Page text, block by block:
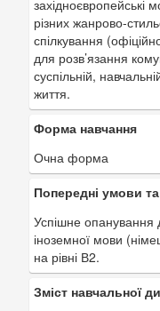
західноєвропейські
різних жанрово-
спілкування
для розв’язання
суспільній,
життя.
Форма навчання
Очна форма
Попередні умови
Успішне опанування
іноземної мови
на рівні В2.
Зміст навчальної